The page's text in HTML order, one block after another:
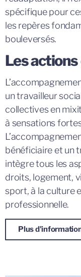
spécifique pour
les repères
bouleversés.
Les
un travailleur
collectives en
à sensations
bénéficiaire et un
intègre tous les
droits, logement,
sport, à la culture
professionnelle.
Plus